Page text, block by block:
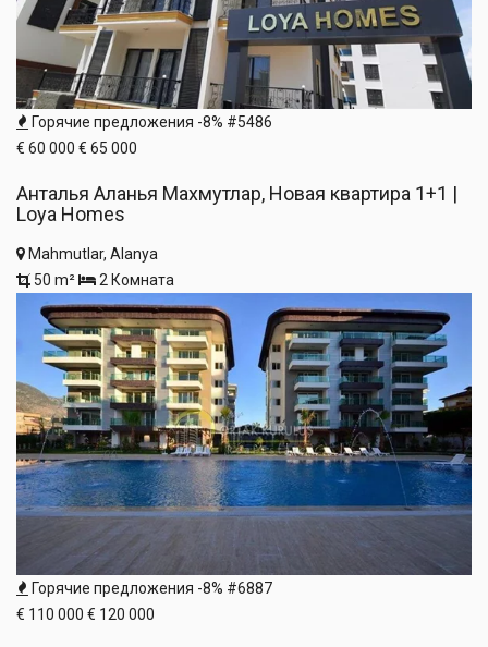
Горячие предложения -8% #5486
€ 60 000 € 65 000
Анталья Аланья Махмутлар, Новая квартира 1+1 |
Loya Homes
Mahmutlar, Alanya
50 m²
2 Комната
Горячие предложения -8% #6887
€ 110 000 € 120 000